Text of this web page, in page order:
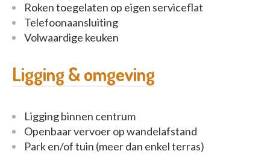
Roken toegelaten op eigen serviceflat
Telefoonaansluiting
Volwaardige keuken
Ligging & omgeving
Ligging binnen centrum
Openbaar vervoer op wandelafstand
Park en/of tuin (meer dan enkel terras)